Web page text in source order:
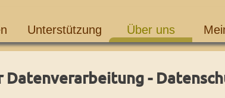
Unterstützung Über uns
Datenverarbeitung -